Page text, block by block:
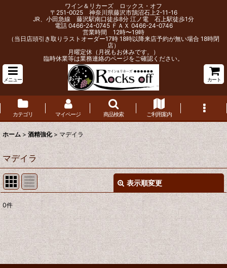
ワイン＆リカーズ ロックス・オフ
〒251-0025 神奈川県藤沢市鵠沼石上2-11-16
JR、小田急線 藤沢駅南口徒歩8分 江ノ電 石上駅徒歩1分
電話 0466-24-0745 ＦＡＸ 0466-24-0746
営業時間 12時〜19時
（当日店頭引き取りラストオーダー17時 18時以降来店予約が無い場合 18時閉
店）
月曜定休（月祝もお休みです。）
臨時休業等は業務連絡のページをご確認ください。
メニュー カート
カテゴリ マイページ 商品検索 ご利用案内
ホーム > 酒精強化 > マデイラ
マデイラ
表示順変更
表示数 :
並び順 :
0件